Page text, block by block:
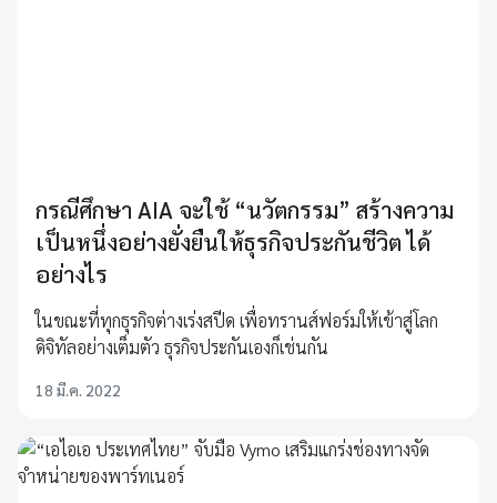
กรณีศึกษา AIA จะใช้ “นวัตกรรม” สร้างความ
เป็นหนึ่งอย่างยั่งยืนให้ธุรกิจประกันชีวิต ได้
อย่างไร
ในขณะที่ทุกธุรกิจต่างเร่งสปีด เพื่อทรานส์ฟอร์มให้เข้าสู่โลก
ดิจิทัลอย่างเต็มตัว ธุรกิจประกันเองก็เช่นกัน
18 มี.ค. 2022